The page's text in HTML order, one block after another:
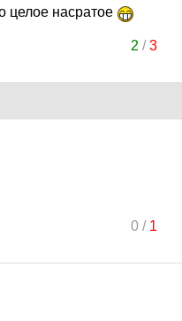
целое насратое
2 /3
0/ 1